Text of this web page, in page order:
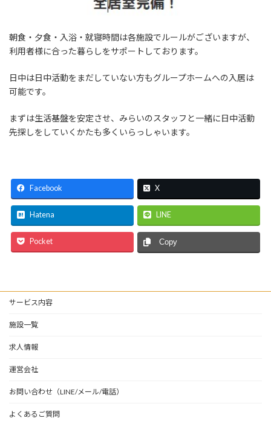
朝食・夕食・入浴・就寝時間は各施設でルールがございますが、
利用者様に合った暮らしをサポートしております。
日中は日中活動をまだしていない方もグループホームへの入居は
可能です。
まずは生活基盤を安定させ、みらいのスタッフと一緒に日中活動
先探しをしていくかたも多くいらっしゃいます。
Facebook X
Hatena LINE
Pocket Copy
サービス内容
施設一覧
求人情報
運営会社
お問い合わせ（LINE/メール/電話）
よくあるご質問